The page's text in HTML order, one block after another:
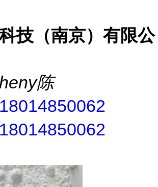
技（南京）有限公
陈
18014850062